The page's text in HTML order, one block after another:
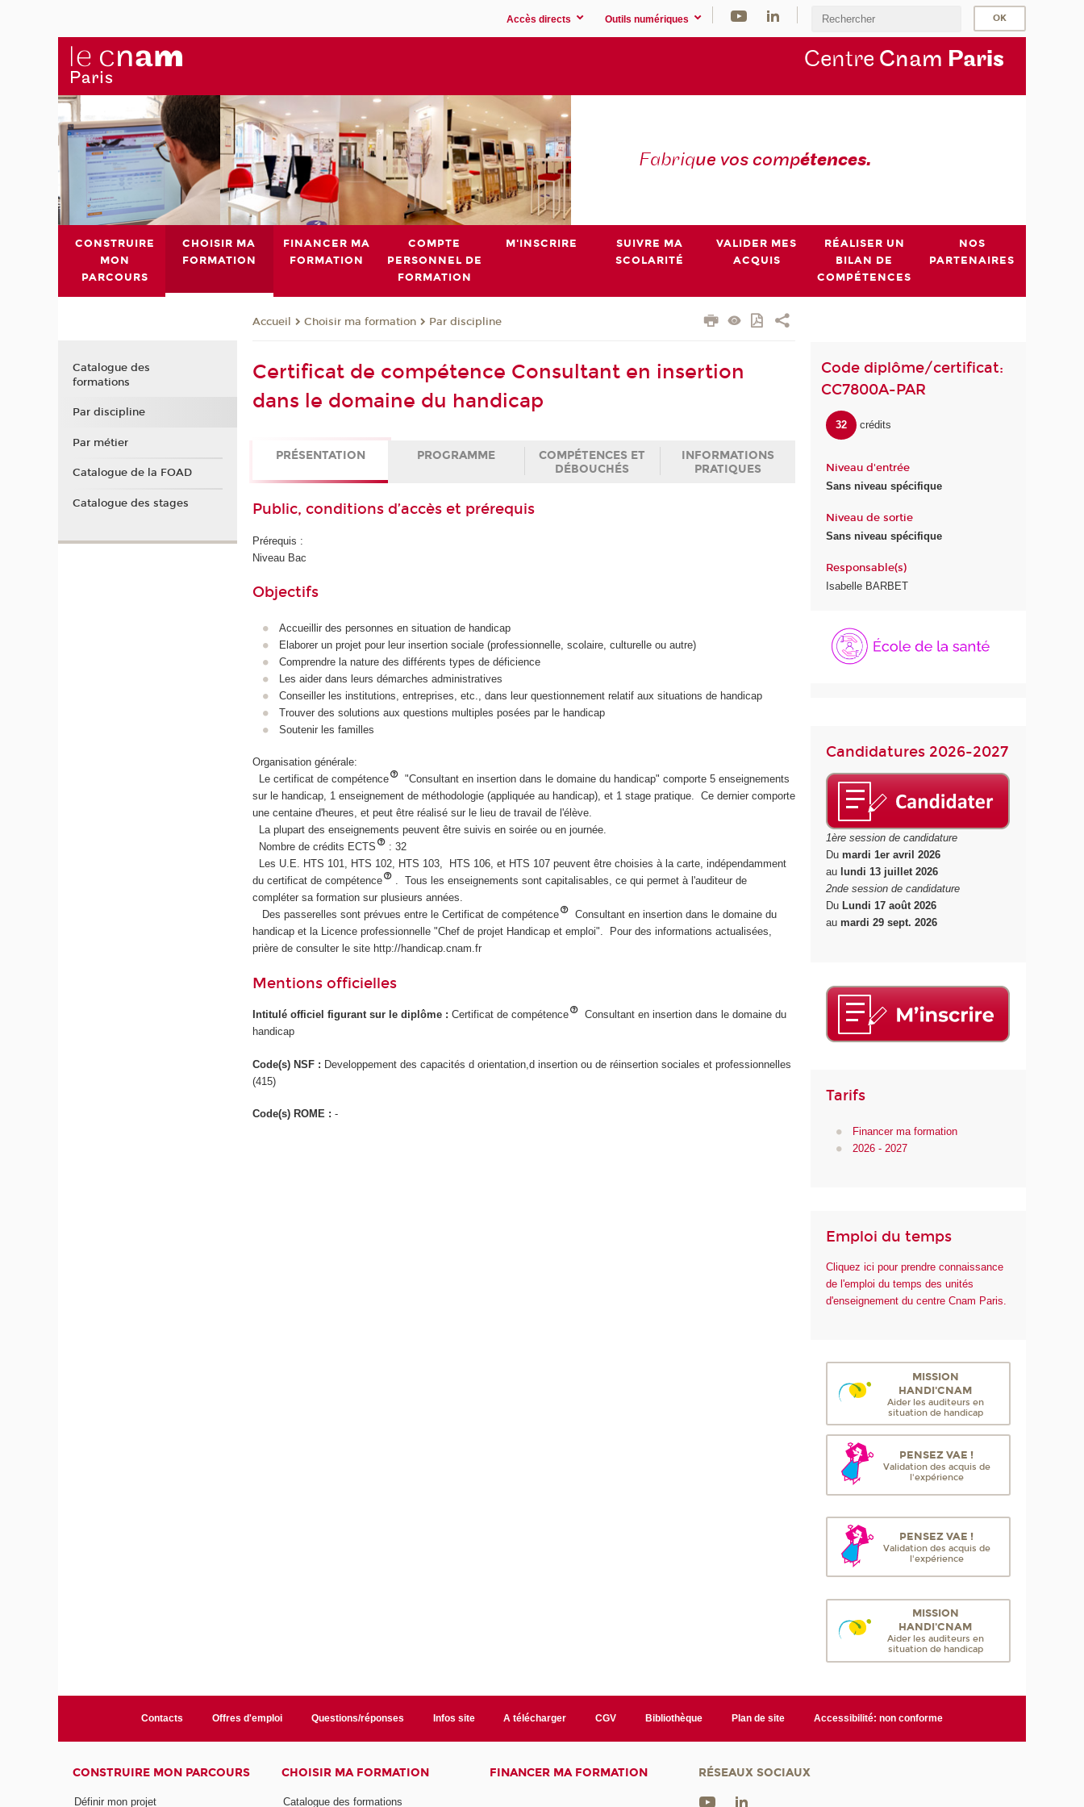
Accès directs Outils numériques
Centre Cnam Paris
Fabrique vos compétences.
CONSTRUIRE
MON
PARCOURS
CHOISIR MA
FORMATION
FINANCER MA
FORMATION
COMPTE
PERSONNEL DE
FORMATION
M'INSCRIRE
SUIVRE MA
SCOLARITÉ
VALIDER MES
ACQUIS
RÉALISER UN
BILAN DE
COMPÉTENCES
NOS
PARTENAIRES
Accueil Choisir ma formation Par discipline
Certificat de compétence Consultant en insertion
dans le domaine du handicap
PRÉSENTATION PROGRAMME
COMPÉTENCES ET
DÉBOUCHÉS
INFORMATIONS
PRATIQUES
Public, conditions d’accès et prérequis
Prérequis :
Niveau Bac
Objectifs
Accueillir des personnes en situation de handicap
Elaborer un projet pour leur insertion sociale (professionnelle, scolaire, culturelle ou autre)
Comprendre la nature des différents types de déficience
Les aider dans leurs démarches administratives
Conseiller les institutions, entreprises, etc., dans leur questionnement relatif aux situations de handicap
Trouver des solutions aux questions multiples posées par le handicap
Soutenir les familles
Organisation générale:
Le certificat de compétence
"Consultant en insertion dans le domaine du handicap" comporte 5 enseignements
sur le handicap, 1 enseignement de méthodologie (appliquée au handicap), et 1 stage pratique. Ce dernier comporte
une centaine d'heures, et peut être réalisé sur le lieu de travail de l'élève.
La plupart des enseignements peuvent être suivis en soirée ou en journée.
Nombre de crédits ECTS
: 32
Les U.E. HTS 101, HTS 102, HTS 103, HTS 106, et HTS 107 peuvent être choisies à la carte, indépendamment
du certificat de compétence
. Tous les enseignements sont capitalisables, ce qui permet à l'auditeur de
compléter sa formation sur plusieurs années.
Des passerelles sont prévues entre le Certificat de compétence
Consultant en insertion dans le domaine du
handicap et la Licence professionnelle "Chef de projet Handicap et emploi". Pour des informations actualisées,
prière de consulter le site http://handicap.cnam.fr
Mentions officielles
Intitulé officiel figurant sur le diplôme :Certificat de compétence
Consultant en insertion dans le domaine du
handicap
Code(s) NSF : Developpement des capacités d orientation,d insertion ou de réinsertion sociales et professionnelles
(415)
Code(s) ROME :-
Code diplôme/certificat:
CC7800A-PAR
32 crédits
Niveau d'entrée
Sans niveau spécifique
Niveau de sortie
Sans niveau spécifique
Responsable(s)
Isabelle BARBET
Candidatures 2026-2027
1ère session de candidature
Dumardi 1er avril 2026
au lundi 13 juillet 2026
2nde session de candidature
Du Lundi 17 août 2026
aumardi 29 sept. 2026
Tarifs
Financer ma formation
2026 - 2027
Emploi du temps
Cliquez ici pour prendre connaissance
de l'emploi du temps des unités
d'enseignement du centre Cnam Paris.
MISSION
HANDI'CNAM
Aider les auditeurs en
situation de handicap
PENSEZ VAE !
Validation des acquis de
l'expérience
PENSEZ VAE !
Validation des acquis de
l'expérience
MISSION
HANDI'CNAM
Aider les auditeurs en
situation de handicap
Catalogue des
formations
Par discipline
Par métier
Catalogue de la FOAD
Catalogue des stages
Contacts Offres d'emploi Questions/réponses Infos site A télécharger CGV Bibliothèque Plan de site Accessibilité: non conforme
CONSTRUIRE MON PARCOURS
Définir mon projet
CHOISIR MA FORMATION
Catalogue des formations
FINANCER MA FORMATION RÉSEAUX SOCIAUX